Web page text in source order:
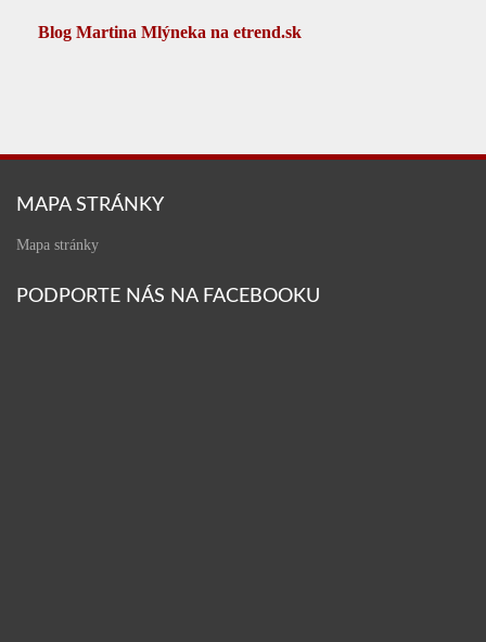
Blog Martina Mlýneka na etrend.sk
MAPA STRÁNKY
Mapa stránky
PODPORTE NÁS NA FACEBOOKU